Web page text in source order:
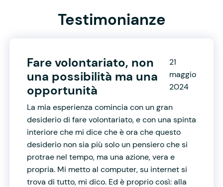
Testimonianze
Fare volontariato, non
una possibilità ma una
opportunità
21
maggio
2024
La mia esperienza comincia con un gran
desiderio di fare volontariato, e con una spinta
interiore che mi dice che è ora che questo
desiderio non sia più solo un pensiero che si
protrae nel tempo, ma una azione, vera e
propria. Mi metto al computer, su internet si
trova di tutto, mi dico. Ed è proprio così: alla